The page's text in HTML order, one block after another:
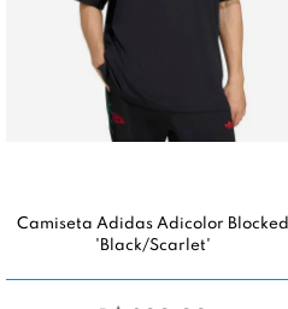
Camiseta Adidas Adicolor Blocked
'Black/Scarlet'